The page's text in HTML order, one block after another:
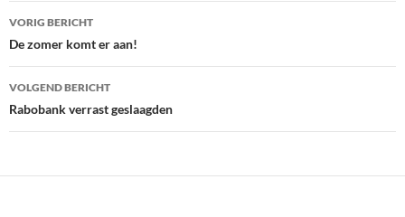
Bericht
navigatie
VORIG BERICHT
De zomer komt er aan!
VOLGEND BERICHT
Rabobank verrast geslaagden